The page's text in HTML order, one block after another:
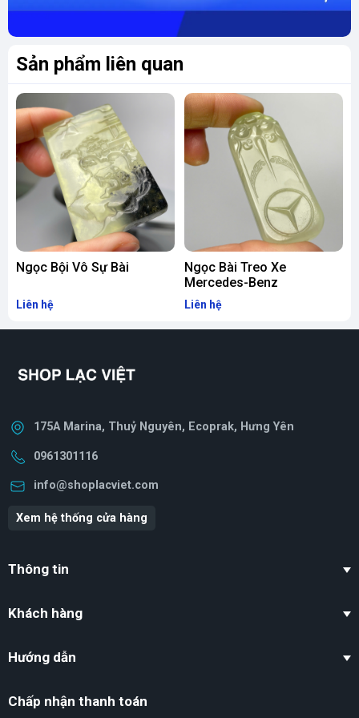
Sản phẩm liên quan
Ngọc Bội Vô Sự Bài
Liên hệ
Ngọc Bài Treo Xe
Mercedes-Benz
Liên hệ
175A Marina, Thuỷ Nguyên, Ecoprak, Hưng Yên
0961301116
info@shoplacviet.com
Xem hệ thống cửa hàng
Thông tin
Khách hàng
Hướng dẫn
Chấp nhận thanh toán